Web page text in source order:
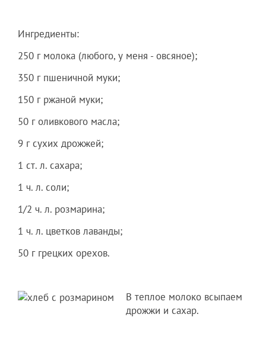
Ингредиенты:
250 г молока (любого, у меня - овсяное);
350 г пшеничной муки;
150 г ржаной муки;
50 г оливкового масла;
9 г сухих дрожжей;
1 ст. л. сахара;
1 ч. л. соли;
1/2 ч. л. розмарина;
1 ч. л. цветков лаванды;
50 г грецких орехов.
В теплое молоко всыпаем
дрожжи и сахар.